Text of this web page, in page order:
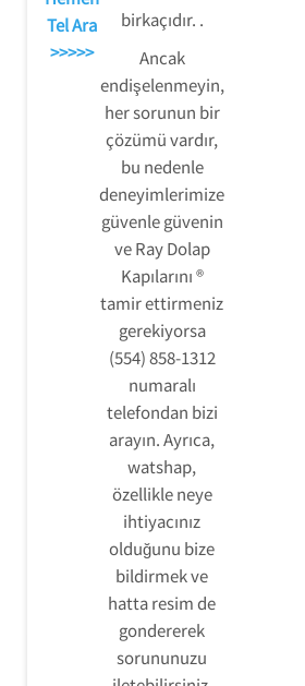
Tel Ara
>>>>>
birkaçıdır. .
Ancak
endişelenmeyin,
her sorunun bir
çözümü vardır,
bu nedenle
deneyimlerimize
güvenle güvenin
ve Ray Dolap
Kapılarını ®
tamir ettirmeniz
gerekiyorsa
(554) 858-1312
numaralı
telefondan bizi
arayın. Ayrıca,
watshap,
özellikle neye
ihtiyacınız
olduğunu bize
bildirmek ve
hatta resim de
gondererek
sorununuzu